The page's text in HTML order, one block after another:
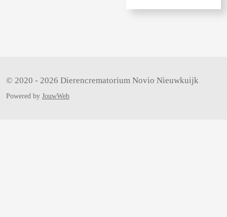
n
e
© 2020 - 2026 Dierencrematorium Novio Nieuwkuijk
Powered by JouwWeb